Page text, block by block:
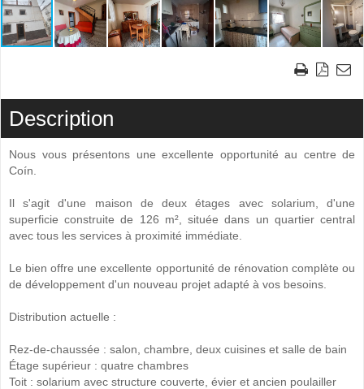
Description
Nous vous présentons une excellente opportunité au centre de
Coín.
Il s'agit d'une maison de deux étages avec solarium, d'une
superficie construite de 126 m², située dans un quartier central
avec tous les services à proximité immédiate.
Le bien offre une excellente opportunité de rénovation complète ou
de développement d'un nouveau projet adapté à vos besoins.
Distribution actuelle :
Rez-de-chaussée : salon, chambre, deux cuisines et salle de bain
Étage supérieur : quatre chambres
Toit : solarium avec structure couverte, évier et ancien poulailler